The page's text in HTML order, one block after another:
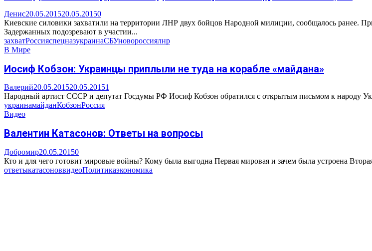
Денис20.05.201520.05.20150
Киевские силовики захватили на территории ЛНР двух бойцов Народной милиции, сообщалось ранее.
Задержанных подозревают в участии...
захватРоссияспецназукраинаСБУновороссиялнр
В Мире
Иосиф Кобзон: Украинцы приплыли не туда на корабле «майдана»
Валерий20.05.201520.05.20151
Народный артист СССР и депутат Госдумы РФ Иосиф Кобзон обратился с открытым письмом к народу
украинамайданКобзонРоссия
Видео
Валентин Катасонов: Ответы на вопросы
Добромир20.05.20150
Кто и для чего готовит мировые войны? Кому была выгодна Первая мировая и зачем была устроена
ответыкатасоноввидеоПолитикаэкономика